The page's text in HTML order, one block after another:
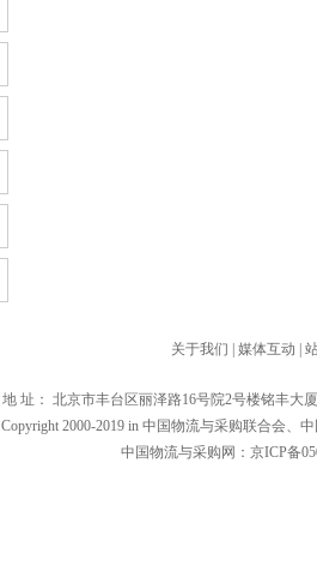
关于我们 媒体互动
地 址： 北京市丰台区丽泽路16号院2号楼铭丰大厦
Copyright 2000-2019 in 中国物流与采购联合会、
中国物流与采购网：京ICP备